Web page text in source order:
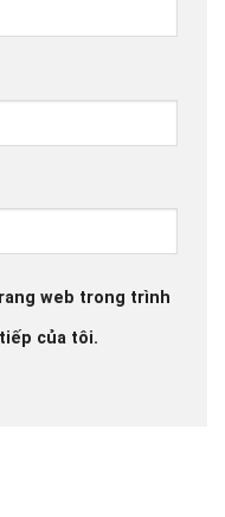
web trong trình
của tôi.